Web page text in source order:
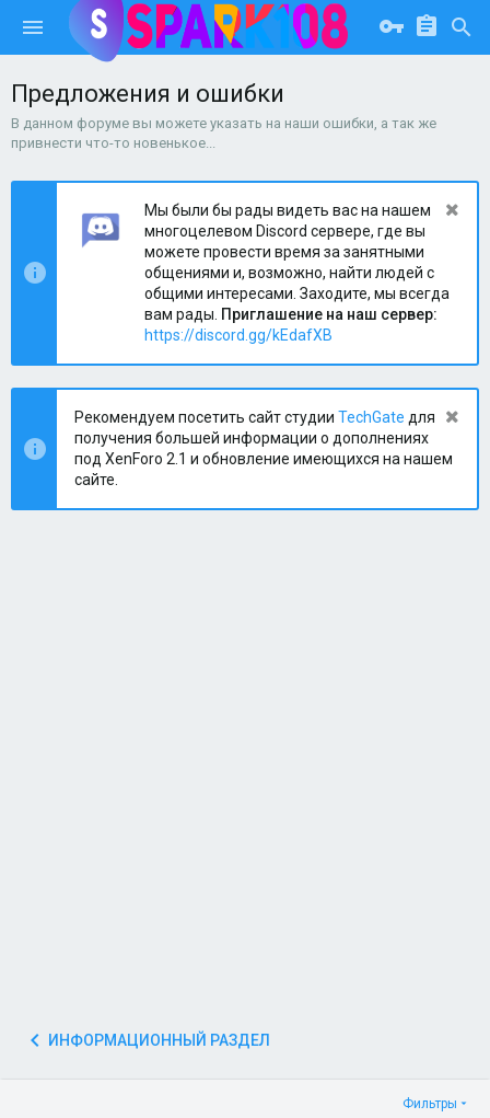
Предложения и ошибки
В данном форуме вы можете указать на наши ошибки, а так же
привнести что-то новенькое...
Мы были бы рады видеть вас на нашем
многоцелевом Discord сервере, где вы
можете провести время за занятными
общениями и, возможно, найти людей с
общими интересами. Заходите, мы всегда
вам рады. Приглашение на наш сервер:
https://discord.gg/kEdafXB
Рекомендуем посетить сайт студии TechGate для
получения большей информации о дополнениях
под XenForo 2.1 и обновление имеющихся на нашем
сайте.
ИНФОРМАЦИОННЫЙ РАЗДЕЛ
Фильтры